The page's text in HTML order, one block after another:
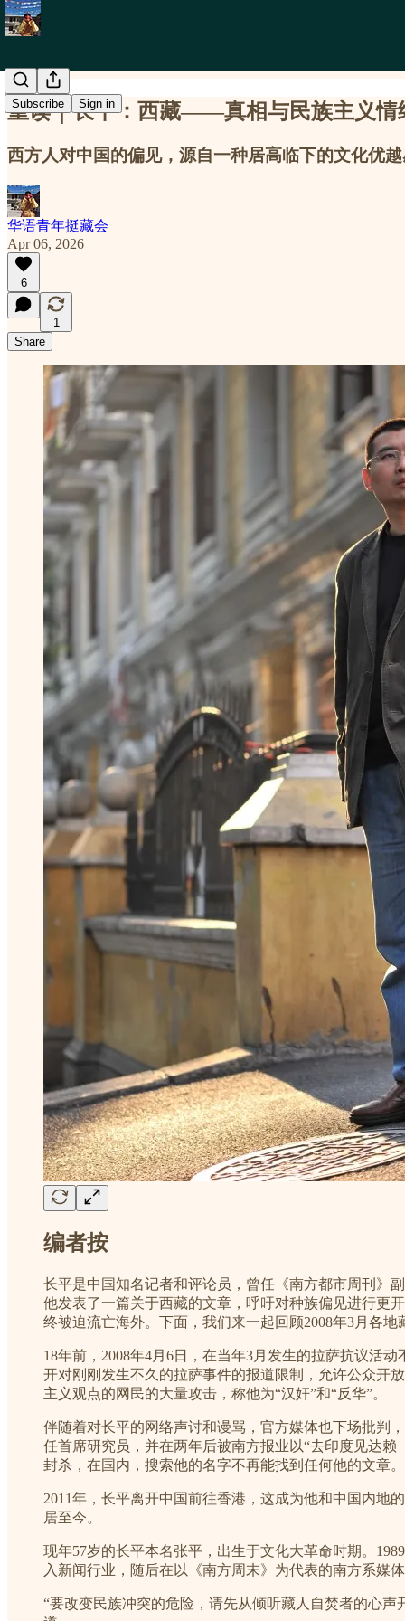
Subscribe Sign in
重读｜长平：西藏——真相与民族主义情
西方人对中国的偏见，源自一种居高临下的文化优
华语青年挺藏会
Apr 06, 2026
6
1
Share
编者按
长平是中国知名记者和评论员，曾任《南方都市周刊》
他发表了一篇关于西藏的文章，呼吁对种族偏见进行更
终被迫流亡海外。下面，我们来一起回顾2008年3月各
18年前，2008年4月6日，在当年3月发生的拉萨抗议活
开对刚刚发生不久的拉萨事件的报道限制，允许公众开
主义观点的网民的大量攻击，称他为“汉奸”和“反华”。
伴随着对长平的网络声讨和谩骂，官方媒体也下场批判
任首席研究员，并在两年后被南方报业以“去印度见达
封杀，在国内，搜索他的名字不再能找到任何他的文章。
2011年，长平离开中国前往香港，这成为他和中国内地
居至今。
现年57岁的长平本名张平，出生于文化大革命时期。
入新闻行业，随后在以《南方周末》为代表的南方系媒
“要改变民族冲突的危险，请先从倾听藏人自焚者的心